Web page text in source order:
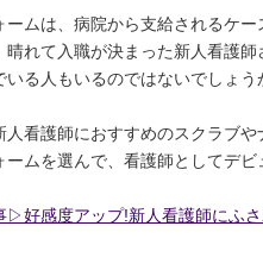
ームは、病院から支給されるケ
晴れて入職が決まった新人看護
る人もいるのではないでしょう
人看護師におすすめのスクラブ
ムを選んで、看護師としてデビ
▷好感度アップ!新人看護師にふ